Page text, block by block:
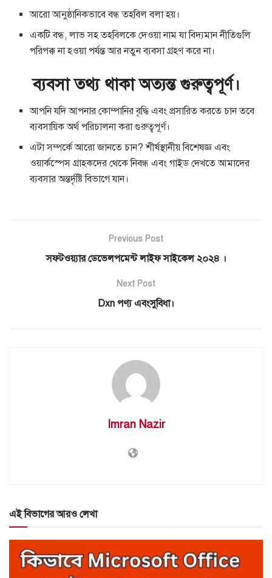
আরো আনুষ্ঠানিকভাবে বন্ধ তহবিল বলা হয়।
একটি বন্ধ, লাভ সহ তহবিলকে দেওয়া নাম যা বিদ্যমান নীতিগুলি
পরিপক্ক না হওয়া পর্যন্ত আর নতুন ব্যবসা গ্রহণ করে না।
ব্যবসা তথ্য থাকা অত্যন্ত গুরুত্বপূর্ণ।
আপনি যদি আপনার কোম্পানির বৃদ্ধি এবং প্রসারিত করতে চান তবে
ব্যবসায়িক অর্থ পরিচালনা করা গুরুত্বপূর্ণ।
এটা সম্পর্কে আরো জানতে চান? শীর্ষস্থানীয় বিশেষজ্ঞ এবং
ওয়ার্কস্পেস গ্রাহকদের থেকে নিবন্ধ এবং গাইড দেখতে আমাদের
ব্যবসার অন্তর্দৃষ্টি বিভাগে যান।
Previous Post
সফটওয়্যার ডেভেলপমেন্ট লাইফ সাইকেল ২০২৪ ।
Next Post
Dxn পণ্য এবংসুবিধা।
Imran Nazir
এই বিভাগের আরও লেখা